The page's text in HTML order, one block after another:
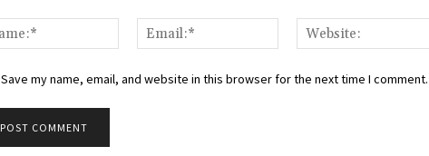
Name:*
Email:*
Save my name, email, and website in this browser for the next time I comment.